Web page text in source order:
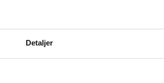
Detaljer
på Songlieiendommen og i Husdal
for at vernet skulle omfatte alle dyr. Denne
lokale institusjoner og flere andre
har uttalt at Grytdalen er godt egnet som